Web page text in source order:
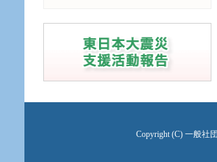
Copyright (C) 一般社